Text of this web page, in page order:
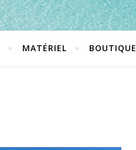
MATÉRIEL BOUTIQUE